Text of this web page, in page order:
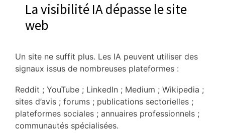
La visibilité IA dépasse le site
web
Un site ne suffit plus. Les IA peuvent utiliser des
signaux issus de nombreuses plateformes :
Reddit ; YouTube ; LinkedIn ; Medium ; Wikipedia ;
sites d’avis ; forums ; publications sectorielles ;
plateformes sociales ; annuaires professionnels ;
communautés spécialisées.